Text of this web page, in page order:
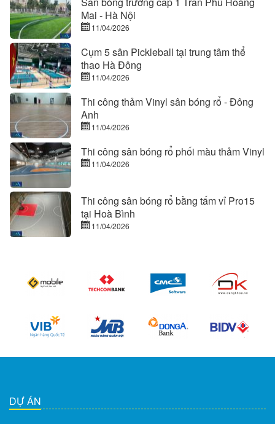
Mai - Hà Nội
11/04/2026
Cụm 5 sân Pickleball tại trung tâm thể
thao Hà Đông
11/04/2026
Thi công thảm Vinyl sân bóng rổ - Đông
Anh
11/04/2026
Thi công sân bóng rổ phối màu thảm Vinyl
11/04/2026
Thi công sân bóng rổ bằng tấm vỉ Pro15
tại Hoà Bình
11/04/2026
DỰ ÁN